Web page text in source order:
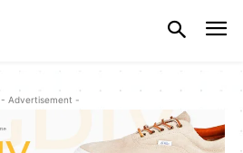
- Advertisement -